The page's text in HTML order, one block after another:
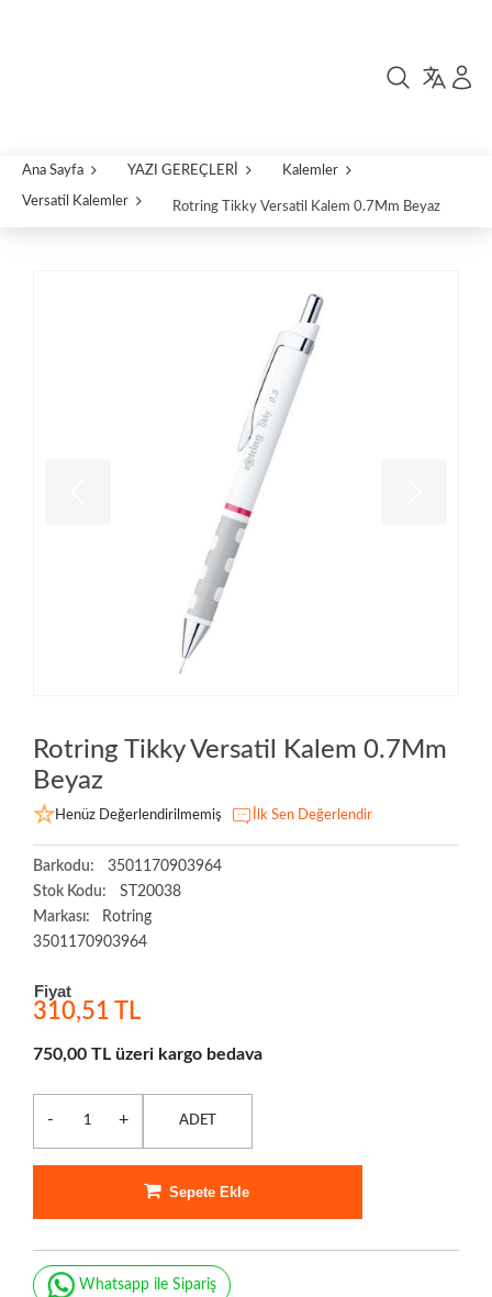
Ana Sayfa YAZI GEREÇLERİ Kalemler
Versatil Kalemler Rotring Tikky Versatil Kalem 0.7Mm Beyaz
Rotring Tikky Versatil Kalem 0.7Mm
Beyaz
Henüz Değerlendirilmemiş İlk Sen Değerlendir
Barkodu:
3501170903964
Stok Kodu:
ST20038
Markası:
Rotring
3501170903964
Fiyat
310,51 TL
750,00 TL üzeri kargo bedava
- + ADET
Sepete Ekle
Whatsapp ile Sipariş